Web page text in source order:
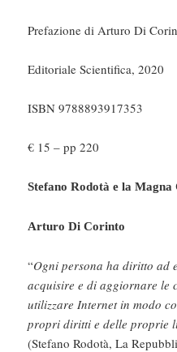
Prefazione di Arturo Di
Editoriale Scientifica, 2020
ISBN 9788893917353
€ 15 – pp 220
Stefano Rodotà e la
Arturo Di Corinto
“Ogni persona ha diritto ad
acquisire e di aggiornare le
utilizzare Internet in modo
propri diritti e delle proprie
(Stefano Rodotà, La